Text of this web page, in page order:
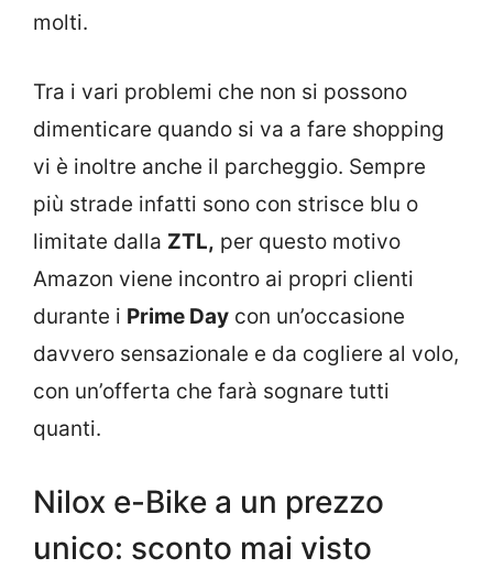
molti.
Tra i vari problemi che non si possono
dimenticare quando si va a fare shopping
vi è inoltre anche il parcheggio. Sempre
più strade infatti sono con strisce blu o
limitate dalla ZTL, per questo motivo
Amazon viene incontro ai propri clienti
durante i Prime Day con un’occasione
davvero sensazionale e da cogliere al volo,
con un’offerta che farà sognare tutti
quanti.
Nilox e-Bike a un prezzo
unico: sconto mai visto